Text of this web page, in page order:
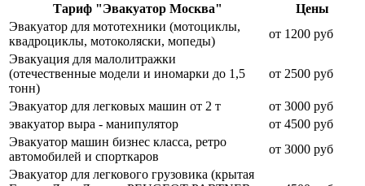
Тариф "Эвакуатор Москва"
Цены
Эвакуатор для мототехники (мотоциклы,
квадроциклы, мотоколяски, мопеды)
от 1200 руб
Эвакуация для малолитражки
(отечественные модели и иномарки до 1,5
тонн)
от 2500 руб
Эвакуатор для легковых машин от 2 т
от 3000 руб
эвакуатор выра - манипулятор
от 4500 руб
Эвакуатор машин бизнес класса, ретро
автомобилей и спорткаров
от 3000 руб
Эвакуатор для легкового грузовика (крытая